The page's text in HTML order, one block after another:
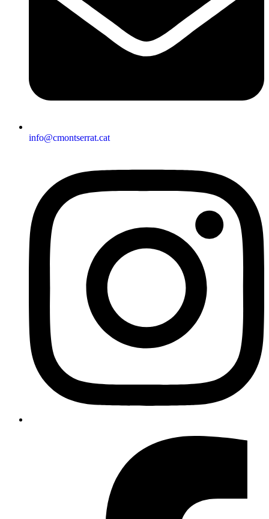
info@cmontserrat.cat